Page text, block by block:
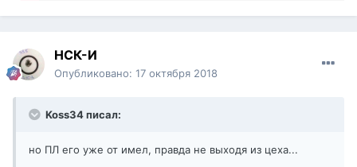
НСК-И
Опубликовано: 17 октября 2018
Koss34 писал:
но ПЛ его уже от имел, правда не выходя из цеха...